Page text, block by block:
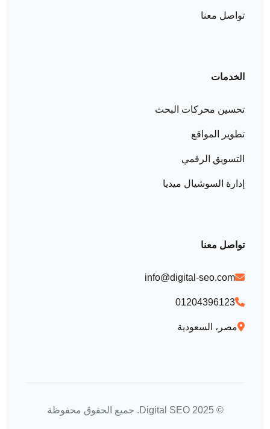
تواصل معنا
الخدمات
تحسين محركات البحث
تطوير المواقع
التسويق الرقمي
إدارة السوشيال ميديا
تواصل معنا
info@digital-seo.com
01204396123
مصر، السعودية
© 2025 Digital SEO. جميع الحقوق محفوظة